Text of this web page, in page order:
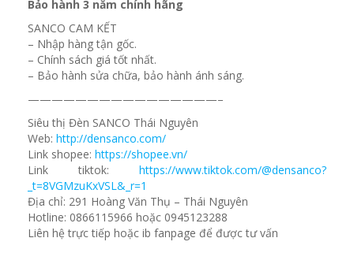
Bảo hành 3 năm chính hãng
SANCO CAM KẾT
– Nhập hàng tận gốc.
– Chính sách giá tốt nhất.
– Bảo hành sửa chữa, bảo hành ánh sáng.
————————————————–
Siêu thị Đèn SANCO Thái Nguyên
Web: http://densanco.com/
Link shopee: https://shopee.vn/
Link tiktok: https://www.tiktok.com/@densanco?
_t=8VGMzuKxVSL&_r=1
Địa chỉ: 291 Hoàng Văn Thụ – Thái Nguyên
Hotline: 0866115966 hoặc 0945123288
Liên hệ trực tiếp hoặc ib fanpage để được tư vấn